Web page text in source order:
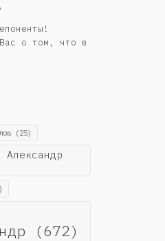
о том, что в
(25)
Александр
(672)